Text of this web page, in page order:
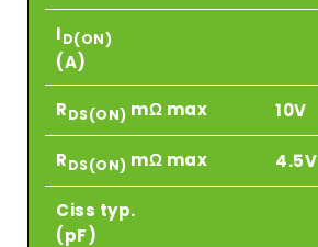
ID(ON)
(A)
RDS(ON) mΩ max 10V
RDS(ON) mΩ max 4.5V
Ciss typ.
(pF)